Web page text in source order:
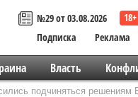
№29 от 03.08.2026
Подписка
Реклама
Власть
подчиняться решениям